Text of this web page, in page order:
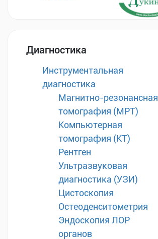
Диагностика
Инструментальная
диагностика
Магнитно-резонансная
томография (МРТ)
Компьютерная
томография (КТ)
Рентген
Ультразвуковая
диагностика (УЗИ)
Цистоскопия
Остеоденситометрия
Эндоскопия ЛОР
органов